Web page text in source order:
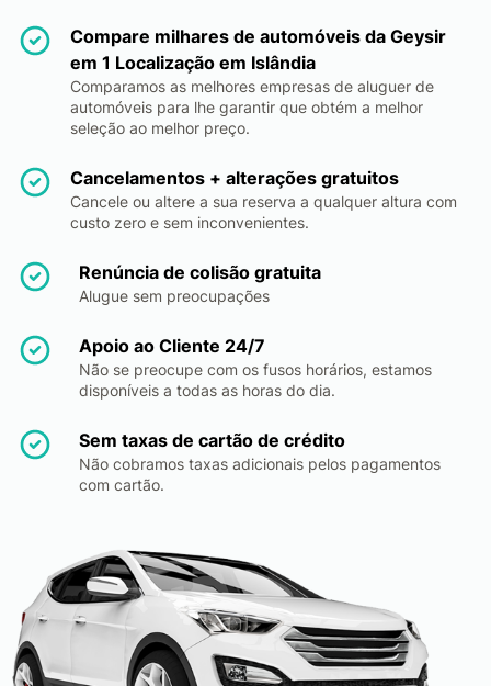
Compare milhares de automóveis da Geysir
em 1 Localização em Islândia
Comparamos as melhores empresas de aluguer de
automóveis para lhe garantir que obtém a melhor
seleção ao melhor preço.
Cancelamentos + alterações gratuitos
Cancele ou altere a sua reserva a qualquer altura com
custo zero e sem inconvenientes.
Renúncia de colisão gratuita
Alugue sem preocupações
Apoio ao Cliente 24/7
Não se preocupe com os fusos horários, estamos
disponíveis a todas as horas do dia.
Sem taxas de cartão de crédito
Não cobramos taxas adicionais pelos pagamentos
com cartão.